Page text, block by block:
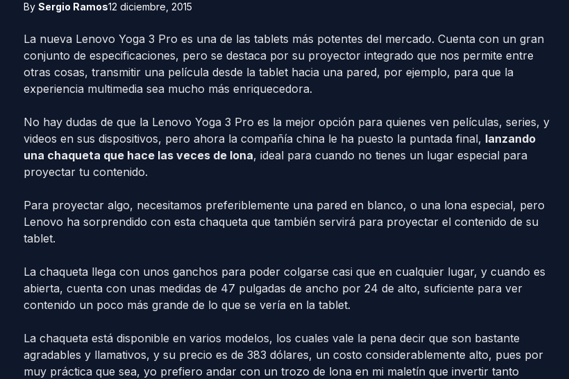
By Sergio Ramos12 diciembre, 2015
La nueva Lenovo Yoga 3 Pro es una de las tablets más potentes del mercado. Cuenta con un gran
conjunto de especificaciones, pero se destaca por su proyector integrado que nos permite entre
otras cosas, transmitir una película desde la tablet hacia una pared, por ejemplo, para que la
experiencia multimedia sea mucho más enriquecedora.
No hay dudas de que la Lenovo Yoga 3 Pro es la mejor opción para quienes ven películas, series, y
videos en sus dispositivos, pero ahora la compañía china le ha puesto la puntada final, lanzando
una chaqueta que hace las veces de lona, ideal para cuando no tienes un lugar especial para
proyectar tu contenido.
Para proyectar algo, necesitamos preferiblemente una pared en blanco, o una lona especial, pero
Lenovo ha sorprendido con esta chaqueta que también servirá para proyectar el contenido de su
tablet.
La chaqueta llega con unos ganchos para poder colgarse casi que en cualquier lugar, y cuando es
abierta, cuenta con unas medidas de 47 pulgadas de ancho por 24 de alto, suficiente para ver
contenido un poco más grande de lo que se vería en la tablet.
La chaqueta está disponible en varios modelos, los cuales vale la pena decir que son bastante
agradables y llamativos, y su precio es de 383 dólares, un costo considerablemente alto, pues por
muy práctica que sea, yo prefiero andar con un trozo de lona en mi maletín que invertir tanto